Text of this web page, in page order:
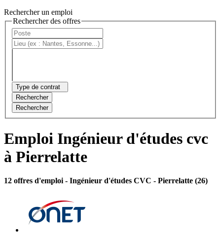
Rechercher un emploi
Rechercher des offres
Type de contrat
Rechercher
Rechercher
Emploi Ingénieur d'études cvc
à Pierrelatte
12 offres d'emploi - Ingénieur d'études CVC - Pierrelatte (26)